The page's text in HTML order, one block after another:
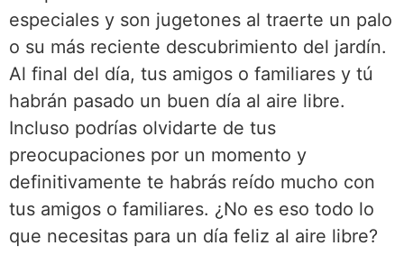
especiales y son jugetones al traerte un palo
o su más reciente descubrimiento del jardín.
Al final del día, tus amigos o familiares y tú
habrán pasado un buen día al aire libre.
Incluso podrías olvidarte de tus
preocupaciones por un momento y
definitivamente te habrás reído mucho con
tus amigos o familiares. ¿No es eso todo lo
que necesitas para un día feliz al aire libre?